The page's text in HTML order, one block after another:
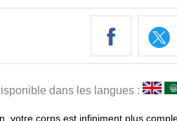
dans les langues :
votre corps est infiniment plus